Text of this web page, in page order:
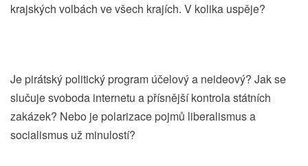
krajských volbách ve všech krajích. V kolika uspěje?
Je pirátský politický program účelový a neideový? Jak se
slučuje svoboda internetu a přísnější kontrola státních
zakázek? Nebo je polarizace pojmů liberalismus a
socialismus už minulostí?